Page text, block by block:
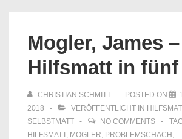
Mogler, James –
Hilfsmatt in fünf
CHRISTIAN SCHMITT POSTED ON
2018
VERÖFFENTLICHT IN
SELBSTMATT
NO COMMENTS
HILFSMATT, MOGLER, PROBLEMSCHACH ,